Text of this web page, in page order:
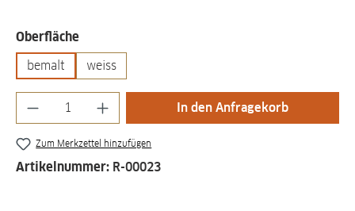
Oberflächeauswählen
bemalt weiss
Produkt Anzahl: Gib den gewünschten
In den Anfragekorb
Zum Merkzettel hinzufügen
Artikelnummer: R-00023